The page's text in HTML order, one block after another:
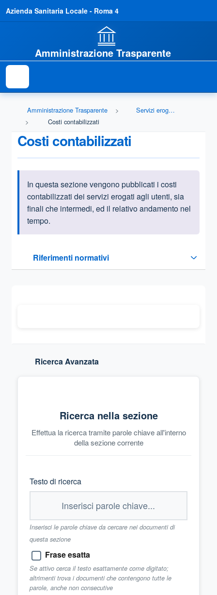
Azienda Sanitaria Locale - Roma 4
Amministrazione Trasparente
Amministrazione Trasparente
Servizi erogati
Costi contabilizzati
Costi contabilizzati
Informazioni introduttive
In questa sezione vengono pubblicati i costi
contabilizzati dei servizi erogati agli utenti, sia
finali che intermedi, ed il relativo andamento nel
tempo.
Riferimenti normativi
Sezione compressa
Ricerca Avanzata
Ricerca nella sezione
Effettua la ricerca tramite parole chiave all'interno
della sezione corrente
Testo di ricerca
Inserisci le parole chiave da cercare nei documenti di
questa sezione
Frase esatta
Se attivo cerca il testo esattamente come digitato;
altrimenti trova i documenti che contengono tutte le
parole, anche non consecutive